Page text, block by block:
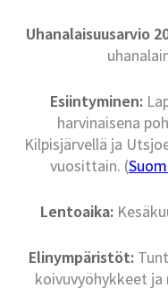
Uhanalaisuusarvio
Esiintyminen:
harvinaisena
Kilpisjärvellä ja
vuosittain. (
Lentoaika:
Elinympäristöt:
koivuvyöhykkeet